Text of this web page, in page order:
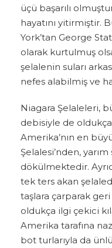
üçü başarılı
hayatını yitirmiştir.
York’tan George
olarak kurtulmuş
şelalenin suları
nefes alabilmiş ve
Niagara Şelaleleri,
debisiyle de
Amerika’nın en
Şelalesi’nden,
dökülmektedir.
tek ters akan
taşlara çarparak geri
oldukça ilgi çekici
Amerika tarafına
bot turlarıyla da